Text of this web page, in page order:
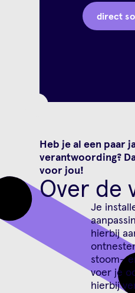
direct
Heb je al een paar
verantwoording?
voor jou!
Over de
Je
hierbij
stoom-
voer je
hierbij